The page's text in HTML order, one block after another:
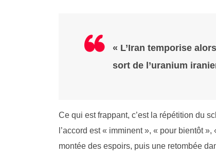
« L’Iran temporise
sort de l’uranium
Ce qui est frappant, c’est la répétition du
l’accord est « imminent », « pour bientôt
montée des espoirs, puis une retombée